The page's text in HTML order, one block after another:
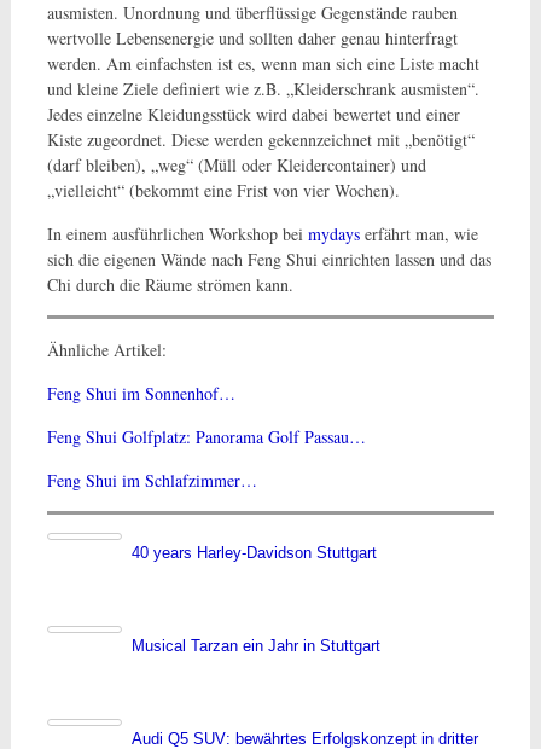
ausmisten. Unordnung und überflüssige Gegenstände rauben
wertvolle Lebensenergie und sollten daher genau hinterfragt
werden. Am einfachsten ist es, wenn man sich eine Liste macht
und kleine Ziele definiert wie z.B. „Kleiderschrank ausmisten“.
Jedes einzelne Kleidungsstück wird dabei bewertet und einer
Kiste zugeordnet. Diese werden gekennzeichnet mit „benötigt“
(darf bleiben), „weg“ (Müll oder Kleidercontainer) und
„vielleicht“ (bekommt eine Frist von vier Wochen).
In einem ausführlichen Workshop bei mydayserfährt man, wie
sich die eigenen Wände nach Feng Shui einrichten lassen und das
Chi durch die Räume strömen kann.
Ähnliche Artikel:
Feng Shui im Sonnenhof…
Feng Shui Golfplatz: Panorama Golf Passau…
Feng Shui im Schlafzimmer…
40 years Harley-Davidson Stuttgart
Musical Tarzan ein Jahr in Stuttgart
Audi Q5 SUV: bewährtes Erfolgskonzept in dritter